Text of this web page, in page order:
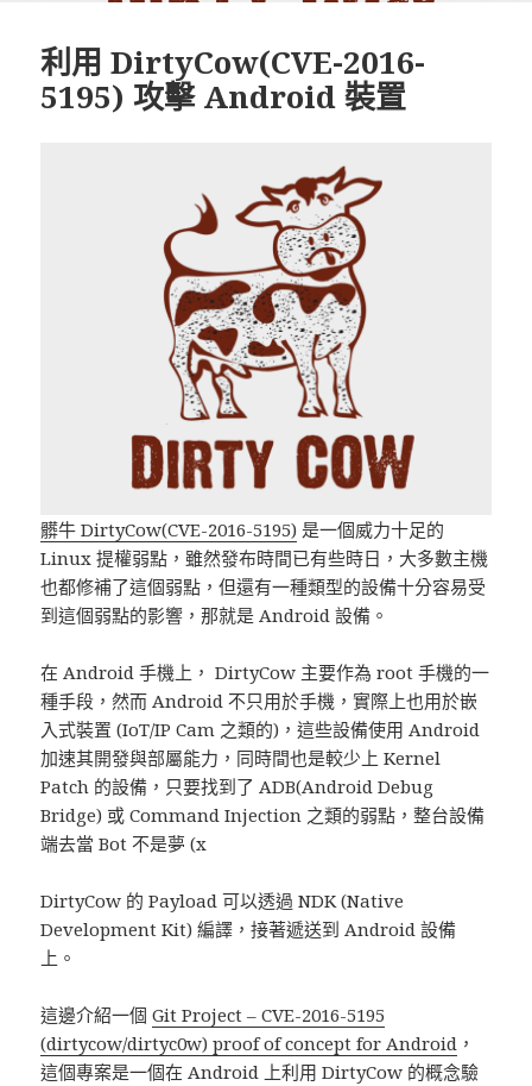
利用 DirtyCow(CVE-2016-
5195) 攻擊 Android 裝置
髒牛 DirtyCow(CVE-2016-5195) 是一個威力十足的
Linux 提權弱點，雖然發布時間已有些時日，大多數主機
也都修補了這個弱點，但還有一種類型的設備十分容易受
到這個弱點的影響，那就是 Android 設備。
在 Android 手機上， DirtyCow 主要作為 root 手機的一
種手段，然而 Android 不只用於手機，實際上也用於嵌
入式裝置 (IoT/IP Cam 之類的)，這些設備使用 Android
加速其開發與部屬能力，同時間也是較少上 Kernel
Patch 的設備，只要找到了 ADB(Android Debug
Bridge) 或 Command Injection 之類的弱點，整台設備
端去當 Bot 不是夢 (x
DirtyCow 的 Payload 可以透過 NDK (Native
Development Kit) 編譯，接著遞送到 Android 設備
上。
這邊介紹一個Git Project – CVE-2016-5195
(dirtycow/dirtyc0w) proof of concept for Android ，
這個專案是一個在 Android 上利用 DirtyCow 的概念驗